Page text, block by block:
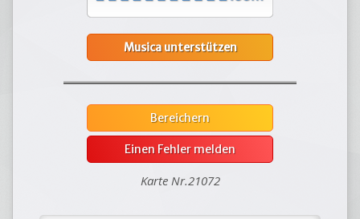
Musica unterstützen
Bereichern
Einen Fehler melden
Karte Nr.21072